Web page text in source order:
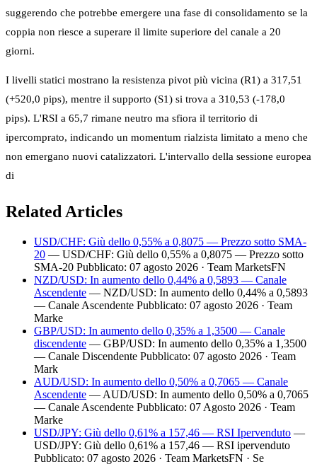
suggerendo che potrebbe emergere una fase di consolidamento se la
coppia non riesce a superare il limite superiore del canale a 20
giorni.
I livelli statici mostrano la resistenza pivot più vicina (R1) a 317,51
(+520,0 pips), mentre il supporto (S1) si trova a 310,53 (-178,0
pips). L'RSI a 65,7 rimane neutro ma sfiora il territorio di
ipercomprato, indicando un momentum rialzista limitato a meno che
non emergano nuovi catalizzatori. L'intervallo della sessione europea
di
Related Articles
USD/CHF: Giù dello 0,55% a 0,8075 — Prezzo sotto SMA-
20 — USD/CHF: Giù dello 0,55% a 0,8075 — Prezzo sotto
SMA-20 Pubblicato: 07 agosto 2026 · Team MarketsFN
NZD/USD: In aumento dello 0,44% a 0,5893 — Canale
Ascendente — NZD/USD: In aumento dello 0,44% a 0,5893
— Canale Ascendente Pubblicato: 07 agosto 2026 · Team
Marke
GBP/USD: In aumento dello 0,35% a 1,3500 — Canale
discendente — GBP/USD: In aumento dello 0,35% a 1,3500
— Canale Discendente Pubblicato: 07 agosto 2026 · Team
Mark
AUD/USD: In aumento dello 0,50% a 0,7065 — Canale
Ascendente — AUD/USD: In aumento dello 0,50% a 0,7065
— Canale Ascendente Pubblicato: 07 Agosto 2026 · Team
Marke
USD/JPY: Giù dello 0,61% a 157,46 — RSI Ipervenduto —
USD/JPY: Giù dello 0,61% a 157,46 — RSI ipervenduto
Pubblicato: 07 agosto 2026 · Team MarketsFN · Se